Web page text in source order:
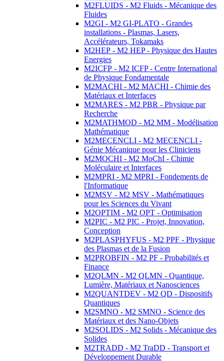
M2FLUIDS - M2 Fluids - Mécanique des
Fluides
M2GI - M2 GI-PLATO - Grandes
installations - Plasmas, Lasers,
Accélérateurs, Tokamaks
M2HEP - M2 HEP - Physique des Hautes
Energies
M2ICFP - M2 ICFP - Centre International
de Physique Fondamentale
M2MACHI - M2 MACHI - Chimie des
Matériaux et Interfaces
M2MARES - M2 PBR - Physique par
Recherche
M2MATHMOD - M2 MM - Modélisation
Mathématique
M2MECENCLI - M2 MECENCLI -
Génie Mécanique pour les Cliniciens
M2MOCHI - M2 MoChI - Chimie
Moléculaire et Interfaces
M2MPRI - M2 MPRI - Fondements de
l'Informatique
M2MSV - M2 MSV - Mathématiques
pour les Sciences du Vivant
M2OPTIM - M2 OPT - Optimisation
M2PIC - M2 PIC - Projet, Innovation,
Conception
M2PLASPHYFUS - M2 PPF - Physique
des Plasmas et de la Fusion
M2PROBFIN - M2 PF - Probabilités et
Finance
M2QLMN - M2 QLMN - Quantique,
Lumière, Matériaux et Nanosciences
M2QUANTDEV - M2 QD - Dispositifs
Quantiques
M2SMNO - M2 SMNO - Science des
Matériaux et des Nano-Objets
M2SOLIDS - M2 Solids - Mécanique des
Solides
M2TRADD - M2 TraDD - Transport et
Développement Durable